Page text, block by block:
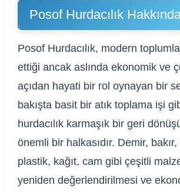
Posof Hurdacılık
Posof Hurdacılık, modern
ettiği ancak aslında ekonomik ve
açıdan hayati bir rol oynayan bir
bakışta basit bir atık toplama işi
hurdacılık karmaşık bir geri
önemli bir halkasıdır. Demir,
plastik, kağıt, cam gibi çeşitli
yeniden değerlendirilmesi ve